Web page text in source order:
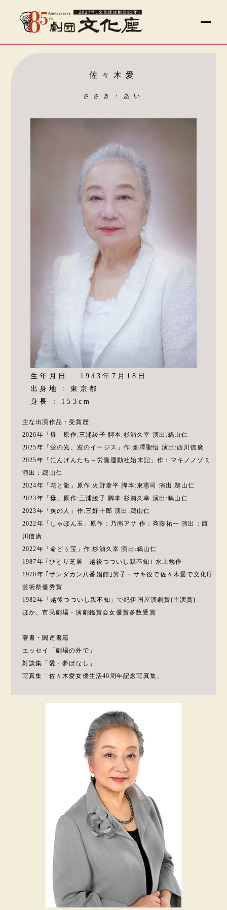
佐々木愛
ささき・あい
生年月日 : 1943年7月18日
出身地 : 東京都
身長 : 153cm
主な出演作品・受賞歴
2026年「毋」原作:三浦綾子 脚本:杉浦久幸 演出:鵜山仁
2025年「蛍の光、窓のイージス」作:畑澤聖悟 演出:西川信廣
2025年「にんげんたち～労働運動社始末記」作：マキノノゾミ
演出：鵜山仁
2024年「花と龍」原作:火野葦平 脚本:東憲司 演出:鵜山仁
2023年「毋」原作:三浦綾子 脚本:杉浦久幸 演出:鵜山仁
2023年「炎の人」作:三好十郎 演出:鵜山仁
2022年「しゃぼん玉」原作：乃南アサ 作：斉藤祐一 演出：西
川信廣
2022年「命どぅ宝」作:杉浦久幸 演出:鵜山仁
1987年 ｢ひとり芝居 越後つついし親不知｣ 水上勉作
1978年 ｢サンダカン八番娼館｣芳子・サキ役で佐々木愛で文化庁
芸術祭優秀賞
1982年「越後つついし親不知」で紀伊国屋演劇賞(主演賞)
ほか、市民劇場・演劇鑑賞会女優賞多数受賞
著書・関連書籍
エッセイ「劇場の外で」
対談集「愛・夢ばなし」
写真集「佐々木愛女優生活40周年記念写真集」